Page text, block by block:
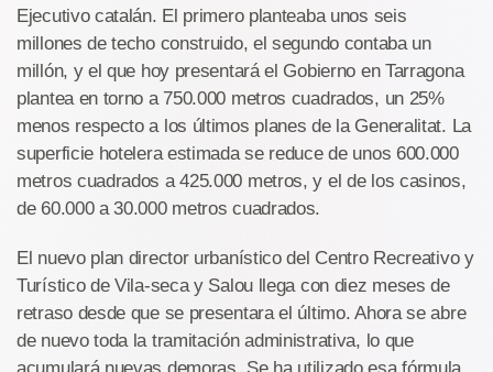
Ejecutivo catalán. El primero planteaba unos seis
millones de techo construido, el segundo contaba un
millón, y el que hoy presentará el Gobierno en Tarragona
plantea en torno a 750.000 metros cuadrados, un 25%
menos respecto a los últimos planes de la Generalitat. La
superficie hotelera estimada se reduce de unos 600.000
metros cuadrados a 425.000 metros, y el de los casinos,
de 60.000 a 30.000 metros cuadrados.
El nuevo plan director urbanístico del Centro Recreativo y
Turístico de Vila-seca y Salou llega con diez meses de
retraso desde que se presentara el último. Ahora se abre
de nuevo toda la tramitación administrativa, lo que